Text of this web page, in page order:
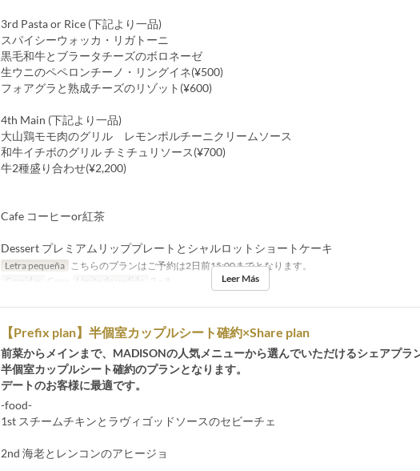
3rd Pasta or Rice (下記より一品)
スパイシーウォッカ・リガトーニ
黒毛和牛とブラータチーズのボロネーゼ
生ウニのペペロンチーノ・リングイネ(¥500)
フォアグラと熟成チーズのリゾット(¥600)
4th Main (下記より一品)
大山鶏モモ肉のグリル レモンポルチーニクリームソース
和牛イチボのグリル チミチュリソース(¥700)
牛2種盛り合わせ(¥2,200)
Cafe コーヒーor紅茶
Dessert プレミアムリッププレートとシャルロットショートケーキ
Letra pequeña こちらのプランはご予約は2日前15:00までとなります。
Comidas
Cena Límite de pedido 2 ~ 8 Leer Más
【Prefix plan】半個室カップルシート確約×Share plan
前菜からメインまで、MADISONの人気メニューから選んでいただけるシェアプラ
半個室カップルシート確約のプランとなります。
デートのお客様に最適です。
-food-
1st スチームチキンとラヴィゴッドソースのセビーチェ
2nd 海老とレンコンのアヒージョ